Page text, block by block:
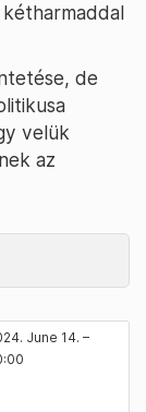
de
velük
az
June 14. –